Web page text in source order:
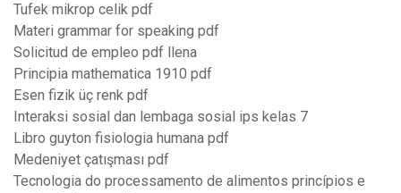
Tufek mikrop celik pdf
Materi grammar for speaking pdf
Solicitud de empleo pdf llena
Principia mathematica 1910 pdf
Esen fizik üç renk pdf
Interaksi sosial dan lembaga sosial ips kelas 7
Libro guyton fisiologia humana pdf
Medeniyet çatışması pdf
Tecnologia do processamento de alimentos princípios e